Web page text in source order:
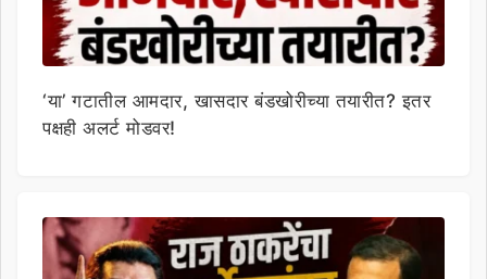
‘या’ गटातील आमदार, खासदार बंडखोरीच्या तयारीत? इतर
पक्षही अलर्ट मोडवर!